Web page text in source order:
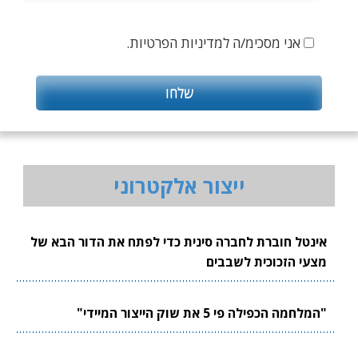
אני מסכימ/ה למדיניות הפרטיות.
ייצור אלקטרוני
אינטל חוברת לחברה סינית כדי לפתח את הדור הבא של
מצעי הזכוכית לשבבים
"המלחמה הכפילה פי 5 את שוק הייצור המיידי"